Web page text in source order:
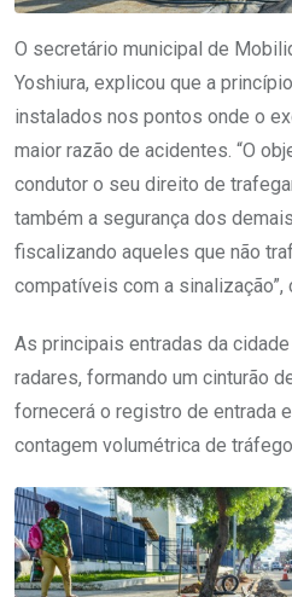
O secretário municipal de
Yoshiura, explicou que a
instalados nos pontos onde o
maior razão de acidentes. “O
condutor o seu direito de
também a segurança dos
fiscalizando aqueles que não
compatíveis com a sinalização”,
As principais entradas da
radares, formando um cinturão
fornecerá o registro de entrada
contagem volumétrica de